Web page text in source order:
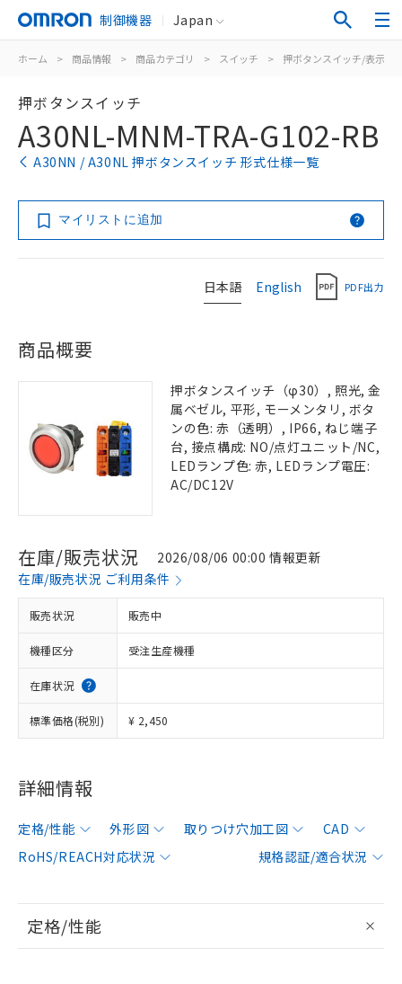
制御機器 Japan
ホーム > 商品情報 > 商品カテゴリ > スイッチ > 押ボタンスイッチ/表示灯
押ボタンスイッチ
A30NL-MNM-TRA-G102-RB
A30NN / A30NL 押ボタンスイッチ 形式仕様一覧
マイリストに追加
日本語 English PDF出力
商品概要
押ボタンスイッチ（φ30）, 照光, 金
属ベゼル, 平形, モーメンタリ, ボタ
ンの色: 赤（透明）, IP66, ねじ端子
台, 接点構成: NO/点灯ユニット/NC,
LEDランプ色: 赤, LEDランプ電圧:
AC/DC12V
在庫/販売状況
2026/08/06 00:00 情報更新
在庫/販売状況 ご利用条件
販売状況 販売中
機種区分 受注生産機種
在庫状況
標準価格(税別) ¥ 2,450
詳細情報
定格/性能 外形図 取りつけ穴加工図
CAD
RoHS/REACH対応状況
規格認証/適合状況
定格/性能